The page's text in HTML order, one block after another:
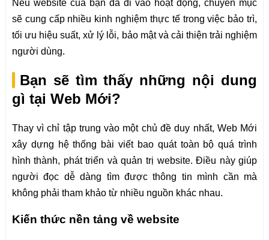
Nếu website của bạn đã đi vào hoạt động, chuyên mục
sẽ cung cấp nhiều kinh nghiệm thực tế trong việc bảo trì,
tối ưu hiệu suất, xử lý lỗi, bảo mật và cải thiện trải nghiệm
người dùng.
Bạn sẽ tìm thấy những nội dung
gì tại Web Mới?
Thay vì chỉ tập trung vào một chủ đề duy nhất, Web Mới
xây dựng hệ thống bài viết bao quát toàn bộ quá trình
hình thành, phát triển và quản trị website. Điều này giúp
người đọc dễ dàng tìm được thông tin mình cần mà
không phải tham khảo từ nhiều nguồn khác nhau.
Kiến thức nền tảng về website